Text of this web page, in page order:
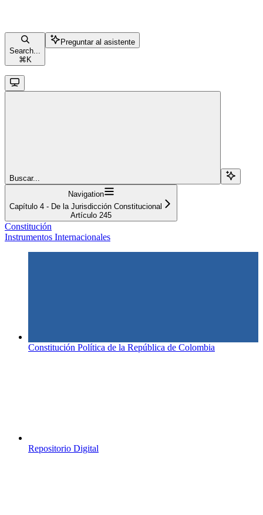
Search...
⌘ K
Preguntar al asistente
Buscar...
Navigation
Capítulo 4 - De la Jurisdicción Constitucional
Artículo 245
Constitución
Instrumentos Internacionales
Constitución Política de la República de Colombia
Repositorio Digital